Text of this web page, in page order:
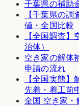
千葉県の補助
【千葉県の調
値・全国比較
【全国調査
治体）
空き家の解体
申請の流れ
【全国実態
先着・着工前
全国 空き家・